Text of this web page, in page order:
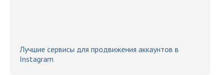
Лучшие сервисы для продвижения аккаунтов в
Instagram